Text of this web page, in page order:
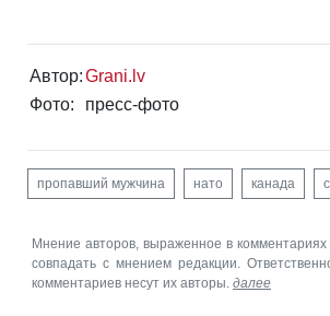
Автор:Grani.lv
Фото:
пресс-фото
пропавший мужчина нато канада
Мнение авторов, выраженное в комментариях
совпадать с мнением редакции.
комментариев несут их авторы. далее